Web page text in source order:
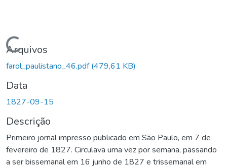
Carregando...
Arquivos
farol_paulistano_46.pdf(479,61 KB)
Data
1827-09-15
Descrição
Primeiro jornal impresso publicado em São Paulo, em 7 de
fevereiro de 1827. Circulava uma vez por semana, passando
a ser bissemanal em 16 junho de 1827 e trissemanal em